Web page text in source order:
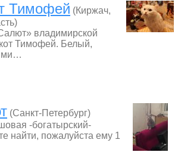
Тимофей (Киржач,
владимирской
Тимофей. Белый,
(Санкт-Петербург)
-богатырский-
найти, пожалуйста ему 1